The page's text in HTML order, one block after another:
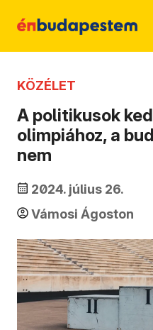
KÖZÉLET
A politikusok
olimpiához, a
nem
2024. július 26.
Vámosi Ágoston